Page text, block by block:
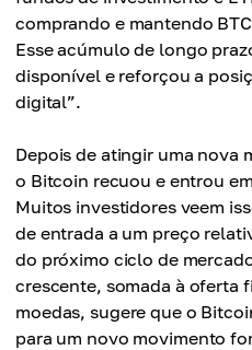
comprando e mantendo
Esse acúmulo de longo
disponível e reforçou a
digital”.
Depois de atingir uma nova
o Bitcoin recuou e entrou
Muitos investidores veem
de entrada a um preço
do próximo ciclo de
crescente, somada à oferta
moedas, sugere que o
para um novo movimento